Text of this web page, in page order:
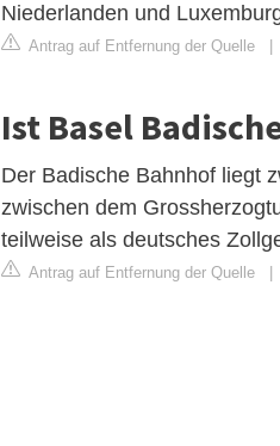
Niederlanden und
Antrag auf Entfernung der Quelle
Ist Basel
Der Badische Bahnhof liegt
zwischen dem
teilweise als deutsches
Antrag auf Entfernung der Quelle